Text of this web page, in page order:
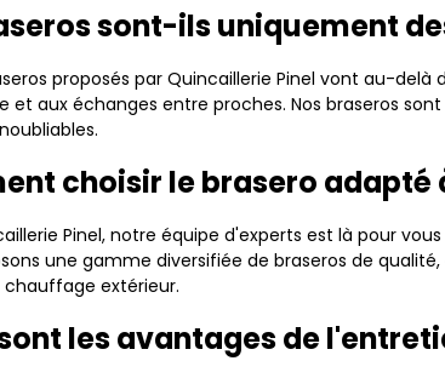
sont-ils uniquement
proposés par Quincaillerie Pinel vont au-
et aux échanges entre proches. Nos braseros
choisir le brasero adapté
Pinel, notre équipe d'experts est là pour
une gamme diversifiée de braseros de
extérieur.
les avantages de